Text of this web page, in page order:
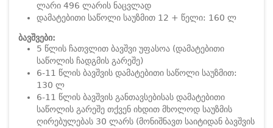
ლარი 496 ლარის ნაცვლად
დამატებითი საწოლი საუზმით 12 + წელი: 160 ლ
ბავშვები:
5 წლის ჩათვლით ბავშვი უფასოა (დამატებითი
საწოლის ჩადგმის გარეშე)
6-11 წლის ბავშვის დამატებითი საწოლი საუზმით:
130 ლ
6-11 წლის ბავშვის განთავსებისას დამატებითი
საწოლის გარეშე თქვენ იხდით მხოლოდ საუზმის
ღირებულებას 30 ლარს (მონიშნავთ საიტიდან ბავშვის